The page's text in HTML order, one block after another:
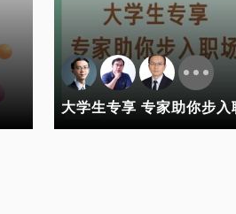
大学生专享 专家助你步入